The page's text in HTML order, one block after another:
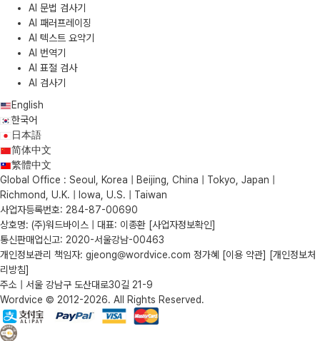
AI 문법 검사기
AI 패러프레이징
AI 텍스트 요약기
AI 번역기
AI 표절 검사
AI 검사기
English
한국어
日本語
简体中文
繁體中文
Global Office : Seoul, Korea | Beijing, China | Tokyo, Japan |
Richmond, U.K. | Iowa, U.S. | Taiwan
사업자등록번호: 284-87-00690
상호명: (주)워드바이스 | 대표: 이종환 [사업자정보확인]
통신판매업신고: 2020-서울강남-00463
개인정보관리 책임자: gjeong@wordvice.com 정가혜
[이용 약관]
[개인정보처
리방침]
주소 | 서울 강남구 도산대로30길 21-9
Wordvice © 2012-2026. All Rights Reserved.